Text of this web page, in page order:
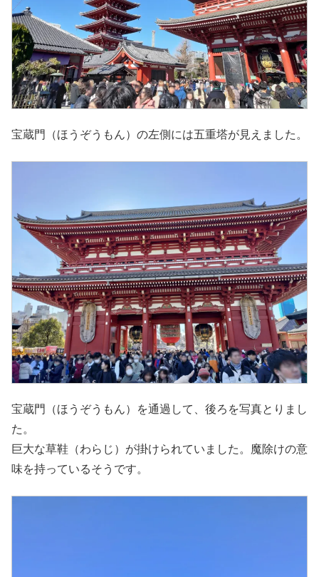
宝蔵門（ほうぞうもん）の左側には五重塔が見えました。
宝蔵門（ほうぞうもん）を通過して、後ろを写真とりまし
た。
巨大な草鞋（わらじ）が掛けられていました。魔除けの意
味を持っているそうです。